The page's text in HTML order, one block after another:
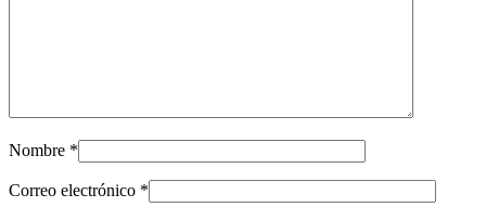
Nombre *
Correo electrónico *